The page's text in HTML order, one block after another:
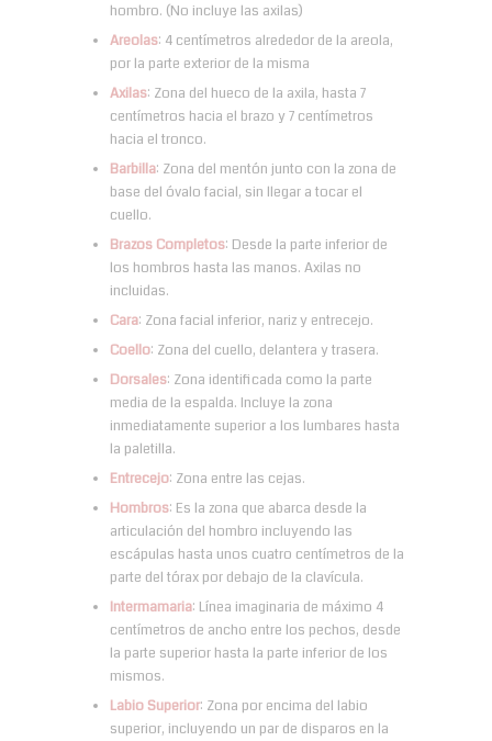
hombro. (No incluye las axilas)
Areolas: 4 centímetros alrededor de la areola,
por la parte exterior de la misma
Axilas: Zona del hueco de la axila, hasta 7
centímetros hacia el brazo y 7 centímetros
hacia el tronco.
Barbilla: Zona del mentón junto con la zona de
base del óvalo facial, sin llegar a tocar el
cuello.
Brazos Completos: Desde la parte inferior de
los hombros hasta las manos. Axilas no
incluidas.
Cara: Zona facial inferior, nariz y entrecejo.
Coello: Zona del cuello, delantera y trasera.
Dorsales: Zona identificada como la parte
media de la espalda. Incluye la zona
inmediatamente superior a los lumbares hasta
la paletilla.
Entrecejo: Zona entre las cejas.
Hombros: Es la zona que abarca desde la
articulación del hombro incluyendo las
escápulas hasta unos cuatro centímetros de la
parte del tórax por debajo de la clavícula.
Intermamaria: Línea imaginaria de máximo 4
centímetros de ancho entre los pechos, desde
la parte superior hasta la parte inferior de los
mismos.
Labio Superior: Zona por encima del labio
superior, incluyendo un par de disparos en la